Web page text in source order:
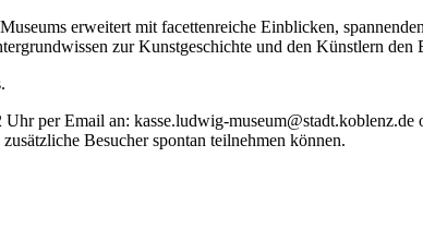
erweitert mit facettenreiche Einblicken, spannenden
zur Kunstgeschichte und den Künstlern
per Email an: kasse.ludwig-
Besucher spontan teilnehmen können.